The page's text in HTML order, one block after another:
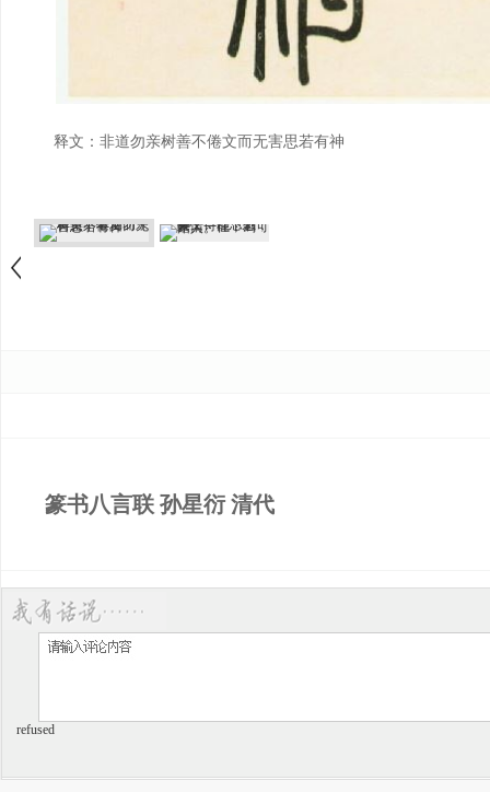
释文：非道勿亲树善不倦文而无害思若有神
篆书八言联 孙星衍 清代
refused